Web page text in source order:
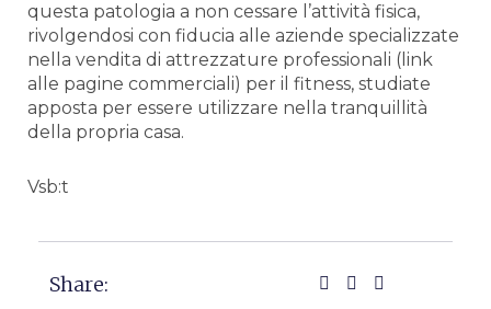
questa patologia a non cessare l’attività fisica,
rivolgendosi con fiducia alle aziende specializzate
nella vendita di attrezzature professionali (link
alle pagine commerciali) per il fitness, studiate
apposta per essere utilizzare nella tranquillità
della propria casa.
Vsb:t
Share: